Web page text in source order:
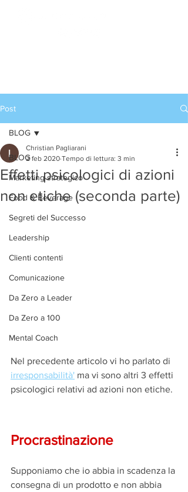
Post
BLOG
Marketing strategico
Food & Beverage
Segreti del Successo
Leadership
Clienti contenti
Comunicazione
Da Zero a Leader
Da Zero a 100
Mental Coach
BLOG
Effetti psicologici di azioni
non etiche (seconda parte)
Christian Pagliarani
2 feb 2020 Tempo di lettura: 3 min
Nel precedente articolo vi ho parlato di
irresponsabilità' ma vi sono altri 3 effetti
psicologici relativi ad azioni non etiche.
Procrastinazione
Supponiamo che io abbia in scadenza la
consegna di un prodotto e non abbia